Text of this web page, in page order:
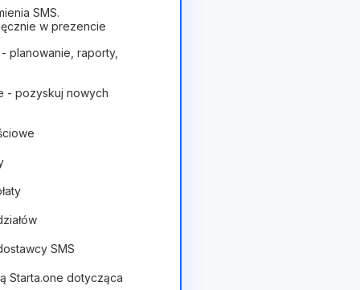
SMS.
w prezencie
planowanie, raporty,
- pozyskuj nowych
SMS
Starta.one dotycząca